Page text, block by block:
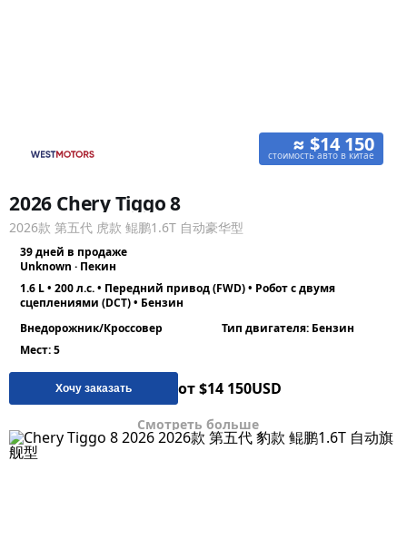
≈ $14 150
стоимость авто в китае
2026 Chery Tiggo 8
2026款 第五代 虎款 鲲鹏1.6T 自动豪华型
39 дней в продаже
Unknown · Пекин
1.6 L • 200 л.с. • Передний привод (FWD) • Робот с двумя
сцеплениями (DCT) • Бензин
Внедорожник/Кроссовер
Тип двигателя: Бензин
Мест: 5
Хочу заказать от $14 150USD
Смотреть больше